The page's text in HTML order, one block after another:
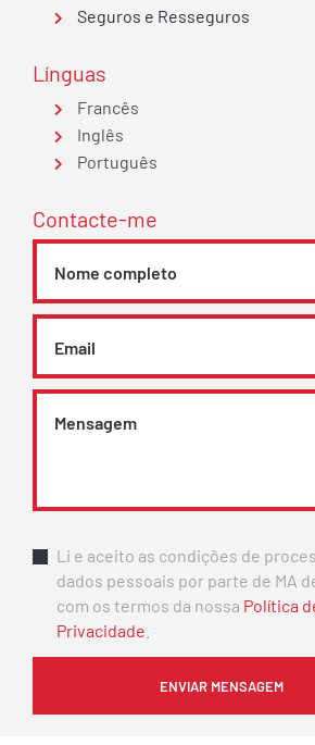
Seguros e Resseguros
Línguas
Francês
Inglês
Português
Contacte-me
Li e aceito as condições de
dados pessoais por parte de MA
com os termos da nossa Política
Privacidade